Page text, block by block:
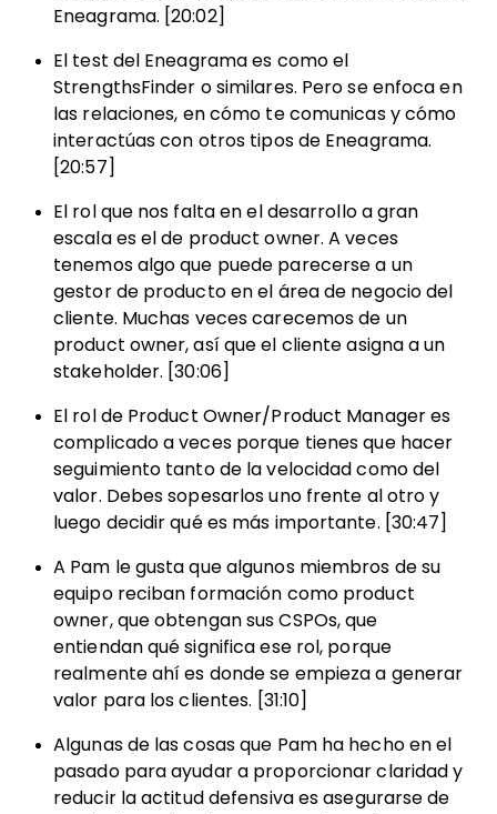
Eneagrama. [20:02]
El test del Eneagrama es como el
StrengthsFinder o similares. Pero se enfoca en
las relaciones, en cómo te comunicas y cómo
interactúas con otros tipos de Eneagrama.
[20:57]
El rol que nos falta en el desarrollo a gran
escala es el de product owner. A veces
tenemos algo que puede parecerse a un
gestor de producto en el área de negocio del
cliente. Muchas veces carecemos de un
product owner, así que el cliente asigna a un
stakeholder. [30:06]
El rol de Product Owner/Product Manager es
complicado a veces porque tienes que hacer
seguimiento tanto de la velocidad como del
valor. Debes sopesarlos uno frente al otro y
luego decidir qué es más importante. [30:47]
A Pam le gusta que algunos miembros de su
equipo reciban formación como product
owner, que obtengan sus CSPOs, que
entiendan qué significa ese rol, porque
realmente ahí es donde se empieza a generar
valor para los clientes. [31:10]
Algunas de las cosas que Pam ha hecho en el
pasado para ayudar a proporcionar claridad y
reducir la actitud defensiva es asegurarse de